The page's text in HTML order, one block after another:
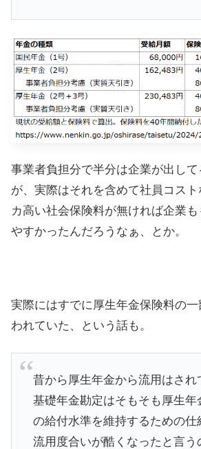
事業者負担分で半分は企業が出し
が、実際はそれを含めて社員コス
カ高い社会保険料が無ければ企業
やすかったんだろうなぁ、とか。
実際にはすでに厚生年金保険料の
われていた、という話も。
昔から厚生年金から流用はされ
基礎年金勘定はそもそも厚生年
の給付水準を維持するための仕
流用度合いが酷くなったと言う